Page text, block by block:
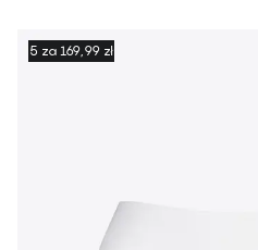
5 za 169,99 zł